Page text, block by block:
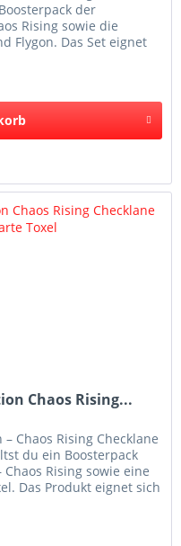
der
Rising sowie die
Flygon. Das Set eignet
Chaos Rising...
Chaos Rising Checklane
du ein Boosterpack
Rising sowie eine
Das Produkt eignet sich